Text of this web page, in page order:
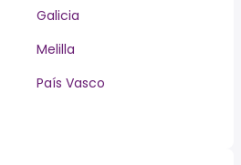
Galicia
Melilla
País Vasco